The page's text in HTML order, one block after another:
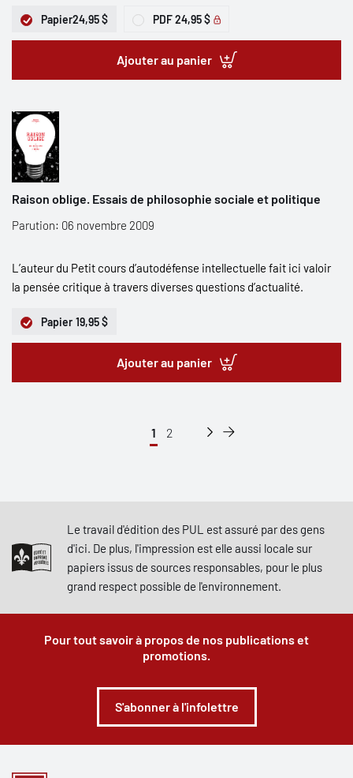
Papier24,95 $ PDF 24,95 $
Ajouter au panier
Raison oblige. Essais de philosophie sociale et politique
Parution: 06 novembre 2009
L’auteur du Petit cours d’autodéfense intellectuelle fait ici valoir
la pensée critique à travers diverses questions d’actualité.
Papier 19,95 $
Ajouter au panier
1 2
Le travail d'édition des PUL est assuré par des gens
d'ici. De plus, l'impression est elle aussi locale sur
papiers issus de sources responsables, pour le plus
grand respect possible de l'environnement.
Pour tout savoir à propos de nos publications et
promotions.
S'abonner à l'infolettre